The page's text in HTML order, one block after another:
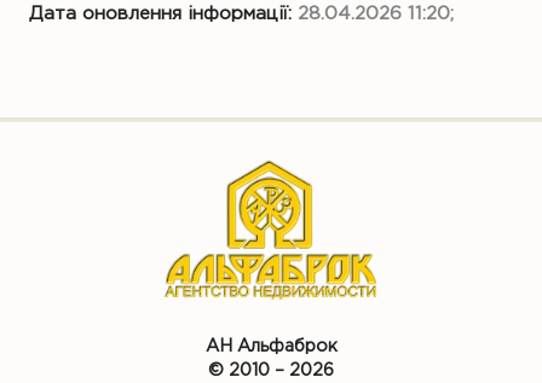
Дата оновлення інформації: 28.04.2026 11:20;
АН Альфаброк
© 2010 – 2026